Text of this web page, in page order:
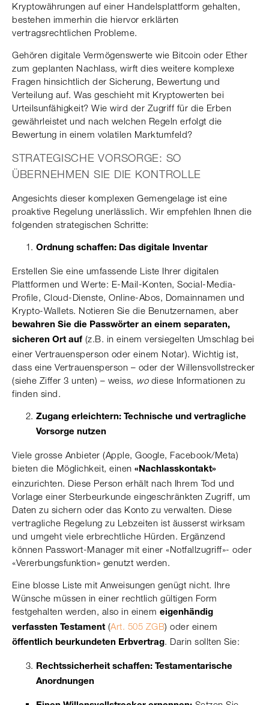
Kryptowährungen auf einer Handelsplattform gehalten,
bestehen immerhin die hiervor erklärten
vertragsrechtlichen Probleme.
Gehören digitale Vermögenswerte wie Bitcoin oder Ether
zum geplanten Nachlass, wirft dies weitere komplexe
Fragen hinsichtlich der Sicherung, Bewertung und
Verteilung auf. Was geschieht mit Kryptowerten bei
Urteilsunfähigkeit? Wie wird der Zugriff für die Erben
gewährleistet und nach welchen Regeln erfolgt die
Bewertung in einem volatilen Marktumfeld?
STRATEGISCHE VORSORGE: SO
ÜBERNEHMEN SIE DIE KONTROLLE
Angesichts dieser komplexen Gemengelage ist eine
proaktive Regelung unerlässlich. Wir empfehlen Ihnen die
folgenden strategischen Schritte:
Ordnung schaffen: Das digitale Inventar
Erstellen Sie eine umfassende Liste Ihrer digitalen
Plattformen und Werte: E-Mail-Konten, Social-Media-
Profile, Cloud-Dienste, Online-Abos, Domainnamen und
Krypto-Wallets. Notieren Sie die Benutzernamen, aber
bewahren Sie die Passwörter an einem separaten,
sicheren Ort auf (z.B. in einem versiegelten Umschlag bei
einer Vertrauensperson oder einem Notar). Wichtig ist,
dass eine Vertrauensperson – oder der Willensvollstrecker
(siehe Ziffer 3 unten) – weiss, wodiese Informationen zu
finden sind.
Zugang erleichtern: Technische und vertragliche
Vorsorge nutzen
Viele grosse Anbieter (Apple, Google, Facebook/Meta)
bieten die Möglichkeit, einen «Nachlasskontakt»
einzurichten. Diese Person erhält nach Ihrem Tod und
Vorlage einer Sterbeurkunde eingeschränkten Zugriff, um
Daten zu sichern oder das Konto zu verwalten. Diese
vertragliche Regelung zu Lebzeiten ist äusserst wirksam
und umgeht viele erbrechtliche Hürden. Ergänzend
können Passwort-Manager mit einer «Notfallzugriff»- oder
«Vererbungsfunktion» genutzt werden.
Eine blosse Liste mit Anweisungen genügt nicht. Ihre
Wünsche müssen in einer rechtlich gültigen Form
festgehalten werden, also in einem eigenhändig
verfassten Testament (Art. 505 ZGB) oder einem
öffentlich beurkundeten Erbvertrag. Darin sollten Sie:
Rechtssicherheit schaffen: Testamentarische
Anordnungen